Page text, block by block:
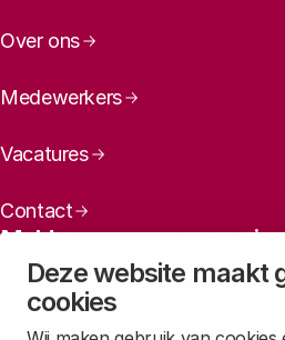
Deze website maakt
cookies
Over ons
Medewerkers
Vacatures
Contact
Meld u aan voor onze
Maandelijks een overzicht
nieuws? Laat dan uw mailadres